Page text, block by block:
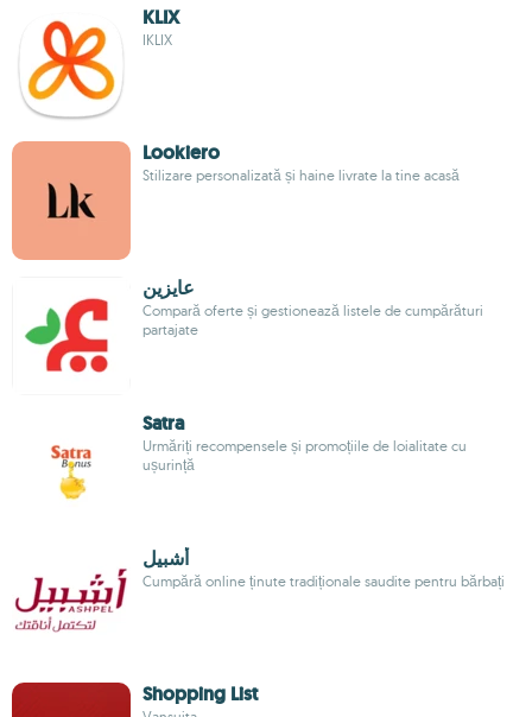
KLIX
IKLIX
Lookiero
Stilizare personalizată și haine livrate la tine acasă
عايزين
Compară oferte și gestionează listele de cumpărături
partajate
Satra
Urmăriți recompensele și promoțiile de loialitate cu
ușurință
أشبيل
Cumpără online ținute tradiționale saudite pentru bărbați
Shopping List